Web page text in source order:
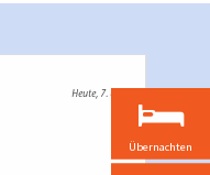
Heute, 7. 8.
Übernachten